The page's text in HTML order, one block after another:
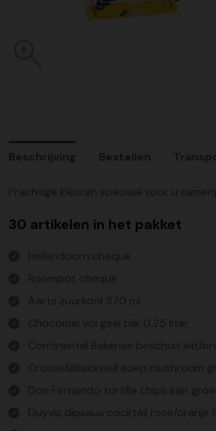
Beschrijving Bestellen
Prachtige kleuren speciaal voor u
30 artikelen in het pakket
Hellendoorn cheque
Roompot cheque
Aarts zuurkool 370 ml
Chocomel vol geel blik 0,25 liter
Continental Bakeries beschuit wit/
Crosse&Blackwell soep mushroom
Don Fernando tortilla chips salt
Duyvis dipsaus cocktail roze/oranje